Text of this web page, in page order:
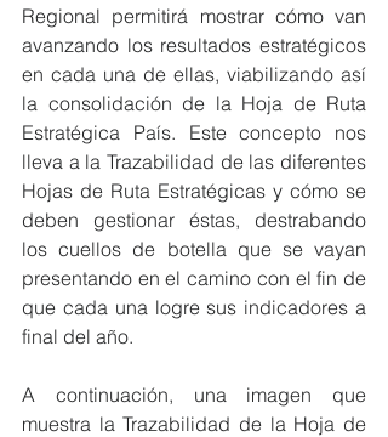
Regional permitirá mostrar cómo van
avanzando los resultados estratégicos
en cada una de ellas, viabilizando así
la consolidación de la Hoja de Ruta
Estratégica País. Este concepto nos
lleva a la Trazabilidad de las diferentes
Hojas de Ruta Estratégicas y cómo se
deben gestionar éstas, destrabando
los cuellos de botella que se vayan
presentando en el camino con el fin de
que cada una logre sus indicadores a
final del año.
A continuación, una imagen que
muestra la Trazabilidad de la Hoja de